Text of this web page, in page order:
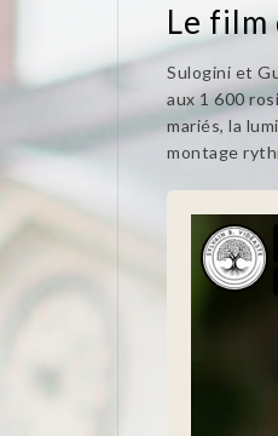
Le film
Sulogini et
aux 1 600
mariés, la
montage